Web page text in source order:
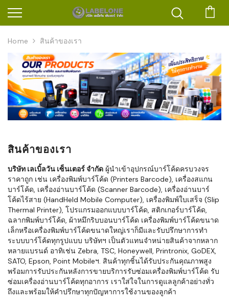
Home สินค้าของเรา
สินค้าของเรา
บริษัท เลเบิ้ลวัน เซ็นเตอร์ จำกัด ผู้นำเข้าอุปกรณ์บาร์โค้ดครบวงจร
ราคาถูก เช่น เครื่องพิมพ์บาร์โค้ด (Printers Barcode), เครื่องสแกน
บาร์โค้ด, เครื่องอ่านบาร์โค้ด (Scanner Barcode), เครื่องอ่านบาร์
โค้ดไร้สาย (HandHeld Mobile Computer), เครื่องพิมพ์ใบเสร็จ (Slip
Thermal Printer), โปรแกรมออกแบบบาร์โค้ด, สติกเกอร์บาร์โค้ด,
ฉลากพิมพ์บาร์โค้ด, ผ้าหมึกริบบอนบาร์โค้ด เครื่องพิมพ์บาร์โค้ดขนาด
เล็กหรือเครื่องพิมพ์บาร์โค้ดขนาดใหญ่เราก็มีและรับปรึกษาการทำ
ระบบบาร์โค้ดทุกรูปแบบ บริษัทฯ เป็นตัวแทนจำหน่ายสินค้าจากหลาก
หลายแบรนด์ อาทิเช่น Zebra, TSC, Honeywell, Printronix, GoDEX,
SATO, Epson, Point Mobileฯ. สินค้าทุกชิ้นได้รับประกันคุณภาพสูง
พร้อมการรับประกันหลังการขายบริการรับซ่อมเครื่องพิมพ์บาร์โค้ด รับ
ซ่อมเครื่องอ่านบาร์โค้ดทุกอาการ เราใส่ใจในการดูแลลูกค้าอย่างทั่ว
ถึงและพร้อมให้คำปรึกษาทุกปัญหาการใช้งานของลูกค้า